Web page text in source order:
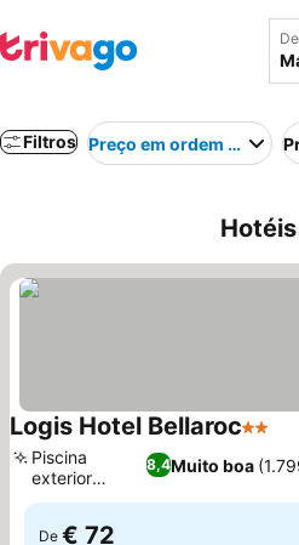
Filtros Preço em ordem
Logis Hotel Bellaroc2
8,4Muito boa
Piscina
exterior
sazonal
De € 72